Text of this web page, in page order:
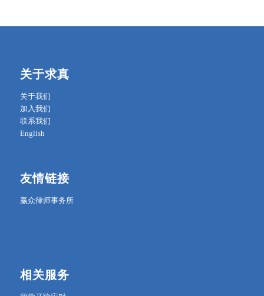
关于求真
关于我们
加入我们
联系我们
English
友情链接
赢众律师事务所
相关服务